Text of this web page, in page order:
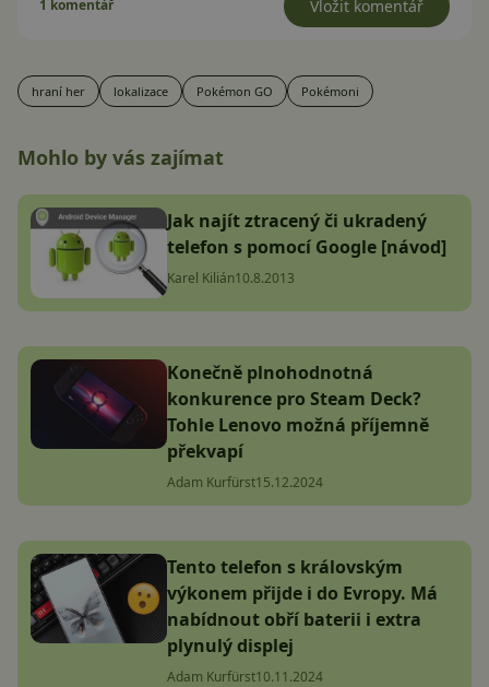
1 komentář Vložit komentář
hraní her lokalizace Pokémon GO Pokémoni
Mohlo by vás zajímat
Jak najít ztracený či ukradený
telefon s pomocí Google [návod]
Karel Kilián10.8.2013
Konečně plnohodnotná
konkurence pro Steam Deck?
Tohle Lenovo možná příjemně
překvapí
Adam Kurfürst15.12.2024
Tento telefon s královským
výkonem přijde i do Evropy. Má
nabídnout obří baterii i extra
plynulý displej
Adam Kurfürst10.11.2024